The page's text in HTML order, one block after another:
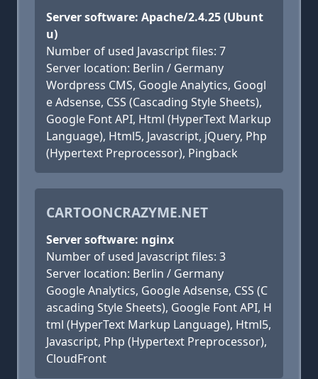
Server software: Apache/2.4.25 (Ubunt
u)
Number of used Javascript files: 7
Server location: Berlin / Germany
Wordpress CMS, Google Analytics, Googl
e Adsense, CSS (Cascading Style Sheets),
Google Font API, Html (HyperText Markup
Language), Html5, Javascript, jQuery, Php
(Hypertext Preprocessor), Pingback
CARTOONCRAZYME.NET
Server software: nginx
Number of used Javascript files: 3
Server location: Berlin / Germany
Google Analytics, Google Adsense, CSS (C
ascading Style Sheets), Google Font API, H
tml (HyperText Markup Language), Html5,
Javascript, Php (Hypertext Preprocessor),
CloudFront